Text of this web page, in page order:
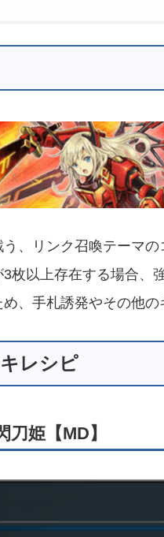
、リンク召喚テーマの
枚以上存在する場合、
、手札誘発やその他
レシピ
姫【MD】